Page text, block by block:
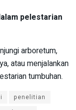
pelestarian
arboretum,
atau menjalankan
tumbuhan.
penelitian